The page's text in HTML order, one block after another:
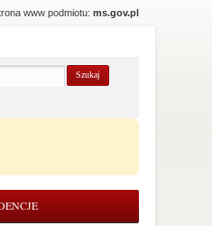
www podmiotu: ms.gov.pl